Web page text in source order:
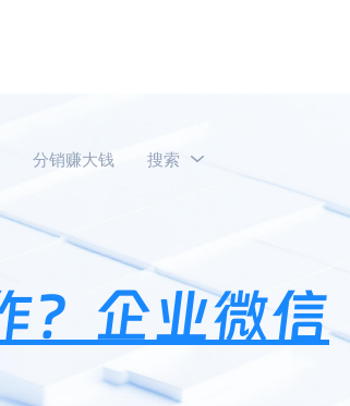
分销赚大钱 搜索
群发撤回怎么操作？
？企业微信